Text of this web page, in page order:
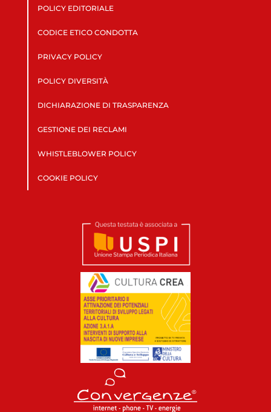
POLICY EDITORIALE
CODICE ETICO CONDOTTA
PRIVACY POLICY
POLICY DIVERSITÀ
DICHIARAZIONE DI TRASPARENZA
GESTIONE DEI RECLAMI
WHISTLEBLOWER POLICY
COOKIE POLICY